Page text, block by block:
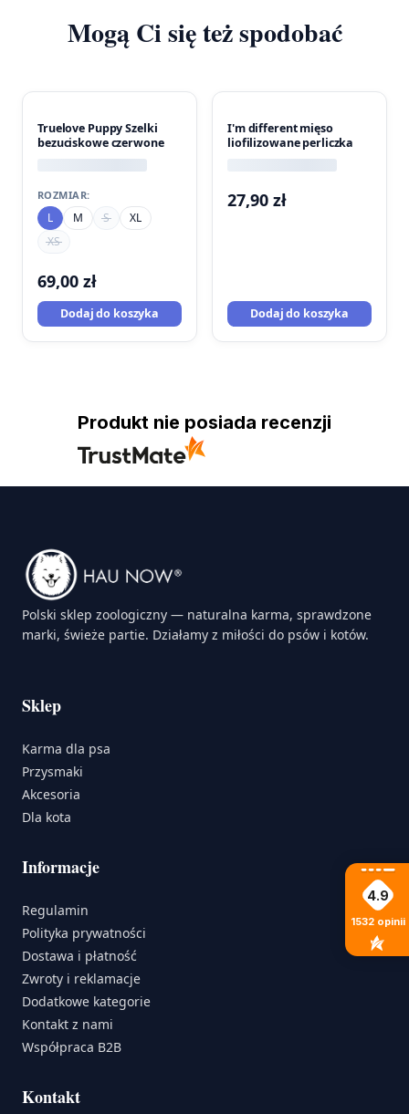
Mogą Ci się też spodobać
Truelove Puppy Szelki
bezuciskowe czerwone
ROZMIAR:
L M S
XL
XS
69,00 zł
Dodaj do koszyka
I'm different mięso
liofilizowane perliczka
27,90 zł
Dodaj do koszyka
Produkt nie posiada recenzji
Polski sklep zoologiczny — naturalna karma, sprawdzone
marki, świeże partie. Działamy z miłości do psów i kotów.
Sklep
Karma dla psa
Przysmaki
Akcesoria
Dla kota
Informacje
Regulamin
Polityka prywatności
Dostawa i płatność
Zwroty i reklamacje
Dodatkowe kategorie
Kontakt z nami
Współpraca B2B
Kontakt
4.9
1532 opinii